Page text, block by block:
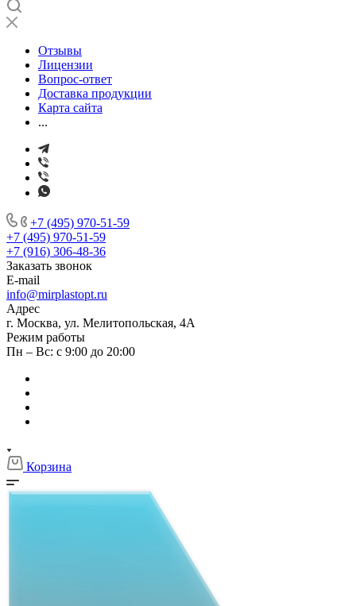
Отзывы
Лицензии
Вопрос-ответ
Доставка продукции
Карта сайта
...
+7 (495) 970-51-59
+7 (495) 970-51-59
+7 (916) 306-48-36
Заказать звонок
E-mail
info@mirplastopt.ru
Адрес
г. Москва, ул. Мелитопольская, 4А
Режим работы
Пн – Вс: с 9:00 до 20:00
Корзина